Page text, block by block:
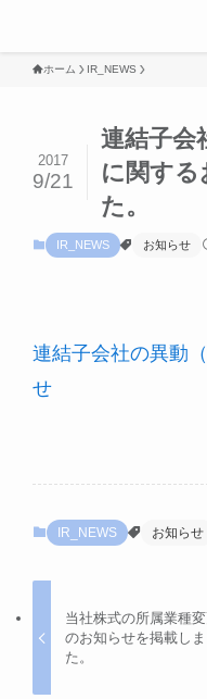
ホーム IR_NEWS
連結子会
に関する
た。
2017
9/21
IR_NEWS お知らせ
連結子会社の異動
せ
IR_NEWS お知らせ
当社株式の所属業種
のお知らせを掲載しま
た。